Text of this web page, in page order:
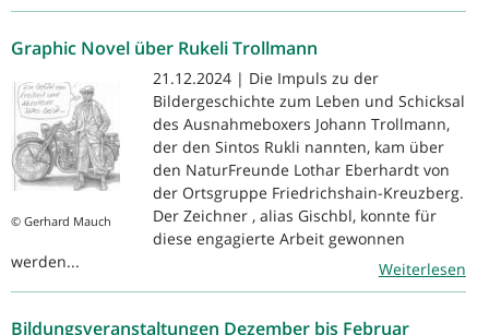
Graphic Novel über Rukeli Trollmann
© Gerhard Mauch
21.12.2024 | Die Impuls zu der
Bildergeschichte zum Leben und Schicksal
des Ausnahmeboxers Johann Trollmann,
der den Sintos Rukli nannten, kam über
den NaturFreunde Lothar Eberhardt von
der Ortsgruppe Friedrichshain-Kreuzberg.
Der Zeichner , alias Gischbl, konnte für
diese engagierte Arbeit gewonnen
werden...
Weiterlesen
Bildungsveranstaltungen Dezember bis Februar